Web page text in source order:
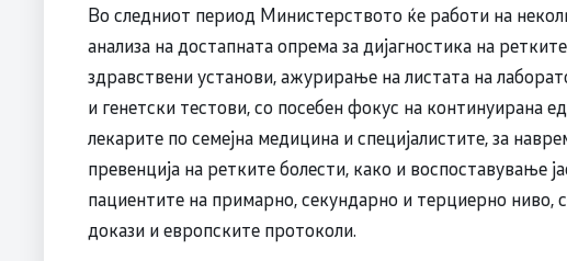
Во следниот период Министерството ќе работи на
анализа на достапната опрема за дијагностика на
здравствени установи, ажурирање на листата на
и генетски тестови, со посебен фокус на континуирана
лекарите по семејна медицина и специјалистите, за
превенција на ретките болести, како и воспоставување
пациентите на примарно, секундарно и терциерно ниво,
докази и европските протоколи.